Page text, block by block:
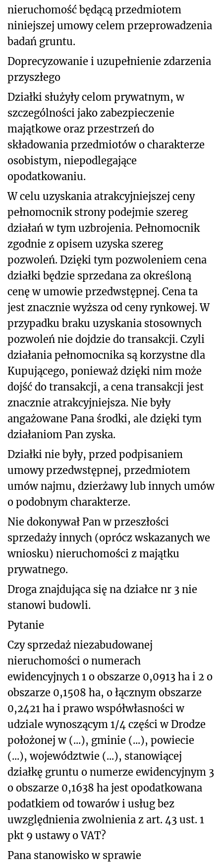
nieruchomość będącą przedmiotem
niniejszej umowy celem przeprowadzenia
badań gruntu.
Doprecyzowanie i uzupełnienie zdarzenia
przyszłego
Działki służyły celom prywatnym, w
szczególności jako zabezpieczenie
majątkowe oraz przestrzeń do
składowania przedmiotów o charakterze
osobistym, niepodlegające
opodatkowaniu.
W celu uzyskania atrakcyjniejszej ceny
pełnomocnik strony podejmie szereg
działań w tym uzbrojenia. Pełnomocnik
zgodnie z opisem uzyska szereg
pozwoleń. Dzięki tym pozwoleniem cena
działki będzie sprzedana za określoną
cenę w umowie przedwstępnej. Cena ta
jest znacznie wyższa od ceny rynkowej. W
przypadku braku uzyskania stosownych
pozwoleń nie dojdzie do transakcji. Czyli
działania pełnomocnika są korzystne dla
Kupującego, ponieważ dzięki nim może
dojść do transakcji, a cena transakcji jest
znacznie atrakcyjniejsza. Nie były
angażowane Pana środki, ale dzięki tym
działaniom Pan zyska.
Działki nie były, przed podpisaniem
umowy przedwstępnej, przedmiotem
umów najmu, dzierżawy lub innych umów
o podobnym charakterze.
Nie dokonywał Pan w przeszłości
sprzedaży innych (oprócz wskazanych we
wniosku) nieruchomości z majątku
prywatnego.
Droga znajdująca się na działce nr 3 nie
stanowi budowli.
Pytanie
Czy sprzedaż niezabudowanej
nieruchomości o numerach
ewidencyjnych 1 o obszarze 0,0913 ha i 2 o
obszarze 0,1508 ha, o łącznym obszarze
0,2421 ha i prawo współwłasności w
udziale wynoszącym 1/4 części w Drodze
położonej w (...), gminie (...), powiecie
(...), województwie (...), stanowiącej
działkę gruntu o numerze ewidencyjnym 3
o obszarze 0,1638 ha jest opodatkowana
podatkiem od towarów i usług bez
uwzględnienia zwolnienia z art. 43 ust. 1
pkt 9 ustawy o VAT?
Pana stanowisko w sprawie